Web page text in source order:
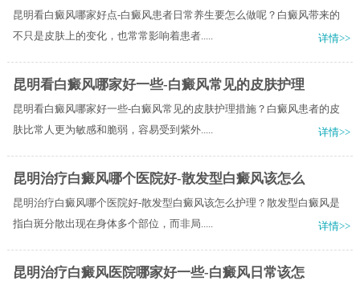
昆明看白癜风哪家好点-白癜风患者日常养生要怎么做呢？白癜风带来的
不只是皮肤上的变化，也常常影响着患者.....
详情>>
昆明看白癜风哪家好一些-白癜风常见的皮肤护理
昆明看白癜风哪家好一些-白癜风常见的皮肤护理措施？白癜风患者的皮
肤比常人更为敏感和脆弱，容易受到紫外.....
详情>>
昆明治疗白癜风哪个医院好-散发型白癜风该怎么
昆明治疗白癜风哪个医院好-散发型白癜风该怎么护理？散发型白癜风是
指白斑分散出现在身体多个部位，而非局.....
详情>>
昆明治疗白癜风医院哪家好一些-白癜风日常该怎